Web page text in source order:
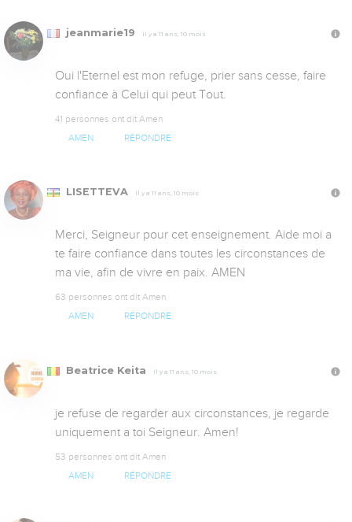
jeanmarie19 Il y a 11 ans, 10 mois
Oui l'Eternel est mon refuge, prier sans cesse, faire
confiance à Celui qui peut Tout.
41 personnes ont dit Amen
AMEN RÉPONDRE
LISETTEVA Il y a 11 ans, 10 mois
Merci, Seigneur pour cet enseignement. Aide moi a
te faire confiance dans toutes les circonstances de
ma vie, afin de vivre en paix. AMEN
63 personnes ont dit Amen
AMEN RÉPONDRE
Beatrice Keita Il y a 11 ans, 10 mois
je refuse de regarder aux circonstances, je regarde
uniquement a toi Seigneur. Amen!
53 personnes ont dit Amen
AMEN RÉPONDRE